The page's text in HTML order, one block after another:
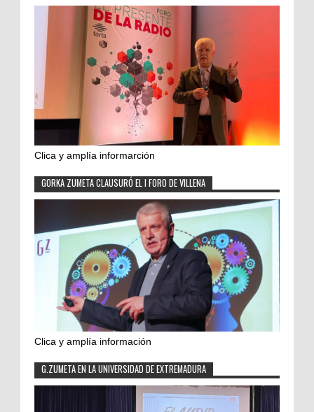
Clica y amplía informarción
GORKA ZUMETA CLAUSURÓ EL I FORO DE VILLENA
Clica y amplía información
G.ZUMETA EN LA UNIVERSIDAD DE EXTREMADURA